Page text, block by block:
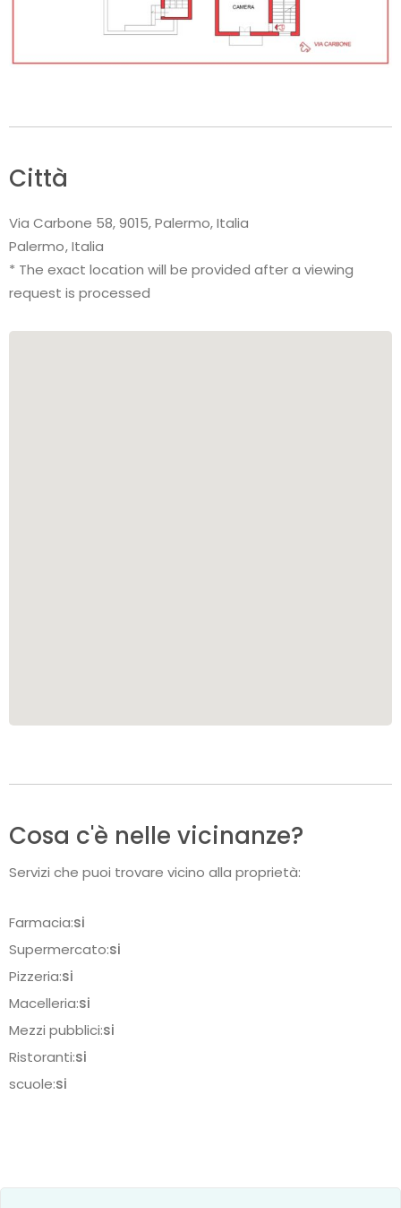
Città
Via Carbone 58, 9015, Palermo, Italia
Palermo Italia
* The exact location will be provided after a viewing
request is processed
Cosa c'è nelle vicinanze?
Servizi che puoi trovare vicino alla proprietà:
Farmacia:si
Supermercato:si
Pizzeria:si
Macelleria:si
Mezzi pubblici:si
Ristoranti:si
scuole:si